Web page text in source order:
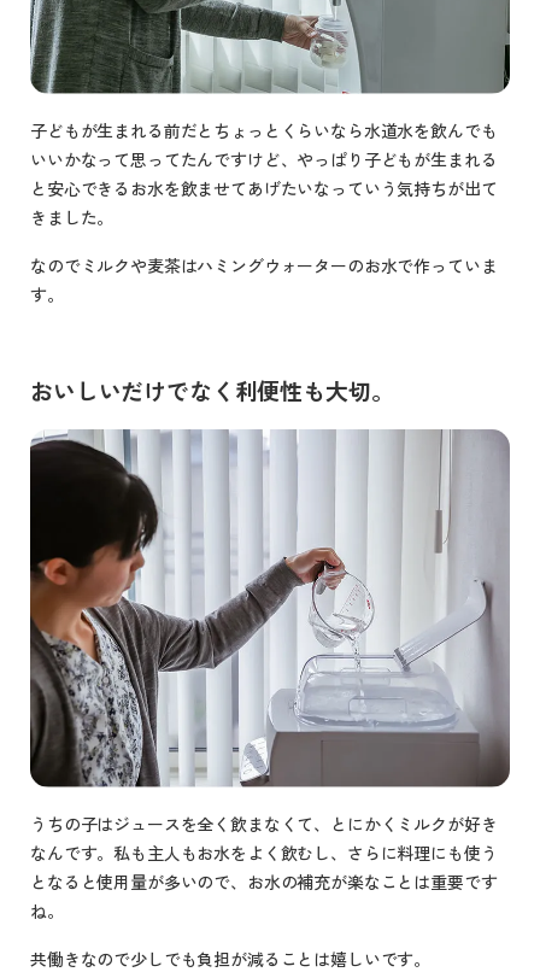
子どもが生まれる前だとちょっとくらいなら水道水を飲んでも
いいかなって思ってたんですけど、やっぱり子どもが生まれる
と安心できるお水を飲ませてあげたいなっていう気持ちが出て
きました。
なのでミルクや麦茶はハミングウォーターのお水で作っていま
す。
おいしいだけでなく利便性も大切。
うちの子はジュースを全く飲まなくて、とにかくミルクが好き
なんです。私も主人もお水をよく飲むし、さらに料理にも使う
となると使用量が多いので、お水の補充が楽なことは重要です
ね。
共働きなので少しでも負担が減ることは嬉しいです。